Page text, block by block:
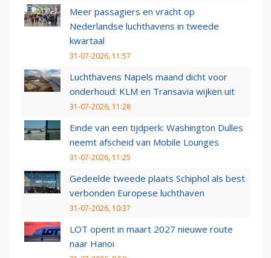
Meer passagiers en vracht op
Nederlandse luchthavens in tweede
kwartaal
31-07-2026, 11:57
Luchthavens Napels maand dicht voor
onderhoud: KLM en Transavia wijken uit
31-07-2026, 11:28
Einde van een tijdperk: Washington Dulles
neemt afscheid van Mobile Lounges
31-07-2026, 11:25
Gedeelde tweede plaats Schiphol als best
verbonden Europese luchthaven
31-07-2026, 10:37
LOT opent in maart 2027 nieuwe route
naar Hanoi